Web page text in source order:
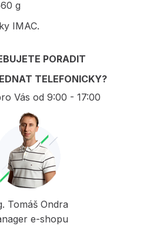
g
IMAC.
PORADIT
TELEFONICKY?
Vás od 9:00 - 17:00
Tomáš Ondra
e-shopu